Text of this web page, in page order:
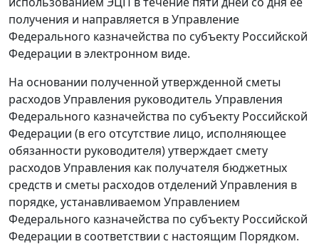
получения и направляется в Управление
Федерального казначейства по субъекту Российской
Федерации в электронном виде.
На основании полученной утвержденной сметы
расходов Управления руководитель Управления
Федерального казначейства по субъекту Российской
Федерации (в его отсутствие лицо, исполняющее
обязанности руководителя) утверждает смету
расходов Управления как получателя бюджетных
средств и сметы расходов отделений Управления в
порядке, устанавливаемом Управлением
Федерального казначейства по субъекту Российской
Федерации в соответствии с настоящим Порядком.